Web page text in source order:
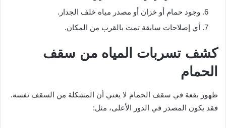
وجود حمام أو خزان أو مصدر مياه خلف الجدار.
أي إصلاحات سابقة تمت بالقرب من المكان.
كشف تسربات المياه من سقف
الحمام
ظهور بقعة في سقف الحمام لا يعني أن المشكلة من السقف نفسه.
فقد يكون المصدر في الدور الأعلى، مثل: